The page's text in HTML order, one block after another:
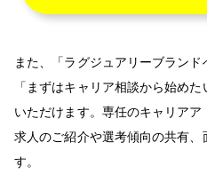
また、「ラグジュアリーブラン
「まずはキャリア相談から始め
いただけます。専任のキャリアア
求人のご紹介や選考傾向の共有
す。